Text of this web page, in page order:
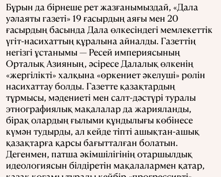
Бұрын да бірнеше рет жазғанымыздай, «Дала
уәлаяты газеті» 19 ғасырдың аяғы мен 20
ғасырдың басында Дала өлкесіндегі мемлекеттік
үгіт-насихаттың құралына айналды. Газеттің
негізгі ұстанымы — Ресей империясының
Орталық Азияның, әсіресе Далалық өлкенің
«жергілікті» халқына «өркениет әкелуші» рөлін
насихаттау болды. Газетте қазақтардың
тұрмысы, мәдениеті мен салт-дәстүрі туралы
этнографиялық мақалалар да жарияланды,
бірақ олардың ғылыми құндылығы көбінесе
күмән тудырды, ал кейде тіпті ашықтан-ашық
қазақтарға қарсы бағытталған болатын.
Дегенмен, патша әкімшілігінің отаршылдық
идеологиясын білдіретін мақалалармен қатар,